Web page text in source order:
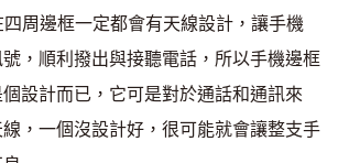
周邊框一定都會有天線設計，讓手機
，順利撥出與接聽電話，所以手機邊框
設計而已，它可是對於通話和通訊來
，一個沒設計好，很可能就會讓整支手